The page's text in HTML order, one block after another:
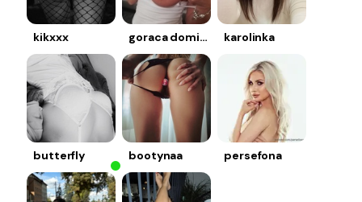
kikxxx goraca dominika karolinka
butterfly bootynaa persefona